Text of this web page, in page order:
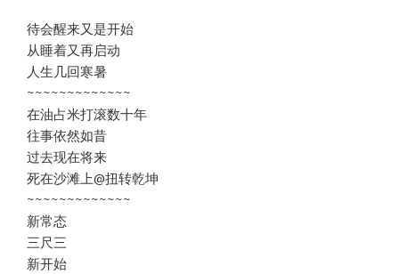
待会醒来又是开始
从睡着又再启动
人生几回寒暑
~~~~~~~~~~~~~
在油占米打滚数十年
往事依然如昔
过去现在将来
死在沙滩上@扭转乾坤
~~~~~~~~~~~~~
新常态
三尺三
新开始